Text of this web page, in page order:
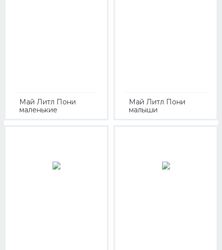
Май Литл Пони
маленькие
Май Литл Пони
малыши